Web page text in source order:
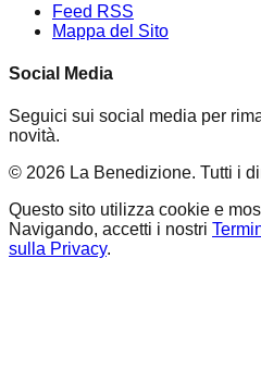
Feed RSS
Mappa del Sito
Social Media
Seguici sui social media per
novità.
© 2026 La Benedizione. Tutti i
Questo sito utilizza cookie e
Navigando, accetti i nostri
sulla Privacy.